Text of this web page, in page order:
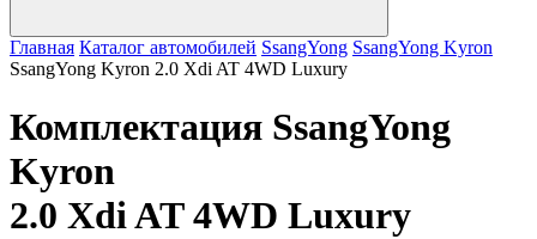
Главная Каталог автомобилей SsangYong SsangYong Kyron
SsangYong Kyron 2.0 Xdi AT 4WD Luxury
Комплектация SsangYong
Kyron
2.0 Xdi AT 4WD Luxury